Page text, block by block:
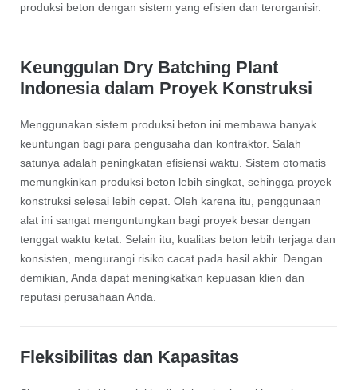
produksi beton dengan sistem yang efisien dan terorganisir.
Keunggulan Dry Batching Plant
Indonesia dalam Proyek Konstruksi
Menggunakan sistem produksi beton ini membawa banyak
keuntungan bagi para pengusaha dan kontraktor. Salah
satunya adalah peningkatan efisiensi waktu. Sistem otomatis
memungkinkan produksi beton lebih singkat, sehingga proyek
konstruksi selesai lebih cepat. Oleh karena itu, penggunaan
alat ini sangat menguntungkan bagi proyek besar dengan
tenggat waktu ketat. Selain itu, kualitas beton lebih terjaga dan
konsisten, mengurangi risiko cacat pada hasil akhir. Dengan
demikian, Anda dapat meningkatkan kepuasan klien dan
reputasi perusahaan Anda.
Fleksibilitas dan Kapasitas